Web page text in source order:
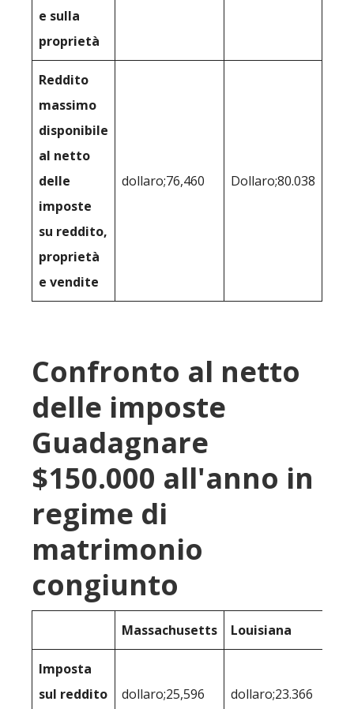
e sulla
proprietà
Reddito
massimo
disponibile
al netto
delle
imposte
su reddito,
proprietà
e vendite
dollaro;76,460 Dollaro;80.038
Confronto al netto
delle imposte
Guadagnare
$150.000 all'anno in
regime di
matrimonio
congiunto
Massachusetts Louisiana
Imposta
sul reddito
dollaro;25,596 dollaro;23.366